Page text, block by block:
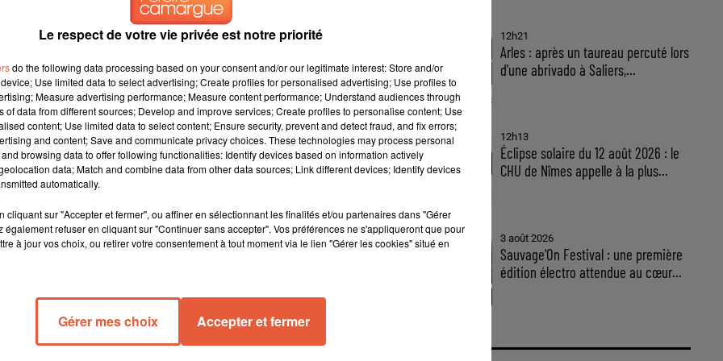
son Pharaon Mohammad Sanad, vainqueur de la CAN 2022 !
35-27 face au Cap-Vert et conserve son titre de
d’Afrique pour la troisième fois. Pouvoir
d’or, c’est un grand bonheur, surtout dans mon
je vais profiter de quelques jours de
objectif, j’ai vraiment hâte de commencer
un véritable exploit et cela prouve leur
évidemment à notre Green Man Momo Sanad
encore finie- et qui prouve définitivement qu’il
a certainement besoin de repos, notre plus
12h21
Arles : après un taureau percuté lors
d'une abrivado à Saliers,...
12h13
Éclipse solaire du 12 août 2026 : le
CHU de Nîmes appelle à la plus...
3 août 2026
Sauvage'On Festival : une première
édition électro attendue au cœur...
Le respect de votre vie privée est notre priorité
do the following data processing based on your consent and/or our legitimate interest: Store and/or
Use limited data to select advertising; Create profiles for personalised advertising; Use profiles to
Measure advertising performance; Measure content performance; Understand audiences through
of data from different sources; Develop and improve services; Create profiles to personalise content; Use
content; Use limited data to select content; Ensure security, prevent and detect fraud, and fix errors;
and content; Save and communicate privacy choices. These technologies may process personal
browsing data to offer following functionalities: Identify devices based on information actively
data; Match and combine data from other data sources; Link different devices; Identify devices
automatically.
cliquant sur "Accepter et fermer", ou affiner en sélectionnant les finalités et/ou partenaires dans "Gérer
également refuser en cliquant sur "Continuer sans accepter". Vos préférences ne s'appliqueront que pour
à jour vos choix, ou retirer votre consentement à tout moment via le lien "Gérer les cookies" situé en
Gérer mes choix Accepter et fermer